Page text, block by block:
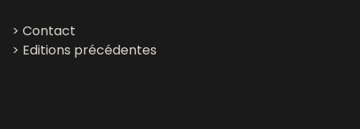
> Contact
> Editions précédentes